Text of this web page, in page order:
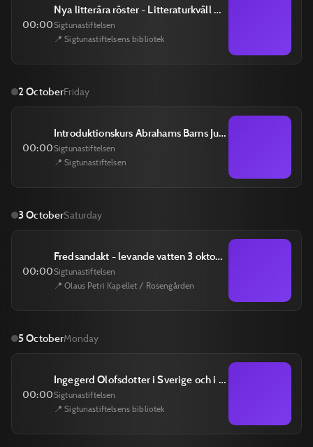
00:00
Nya litterära röster - Litteraturkväll med författarskolan på Biskops-Arnö 30 september
Sigtunastiftelsen
📍 Sigtunastiftelsens bibliotek
2 OctoberFriday
00:00
Introduktionskurs Abrahams Barns Julkrubba
Sigtunastiftelsen
📍 Sigtunastiftelsen
3 OctoberSaturday
00:00
Fredsandakt - levande vatten 3 oktober
Sigtunastiftelsen
📍 Olaus Petri Kapellet / Rosengården
5 OctoberMonday
00:00
Ingegerd Olofsdotter i Sverige och i Ukraina - historisk storytelling 5 oktober
Sigtunastiftelsen
📍 Sigtunastiftelsens bibliotek